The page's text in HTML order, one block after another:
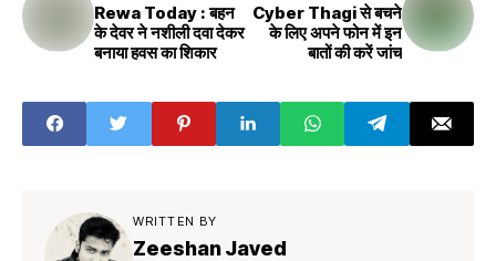
Rewa Today : बहन
के देवर ने नशीली दवा देकर
बनाया हवस का शिकार
Cyber Thagi से बचने
के लिए अपने फोन में इन
बातों की करें जांच
WRITTEN BY
Zeeshan Javed